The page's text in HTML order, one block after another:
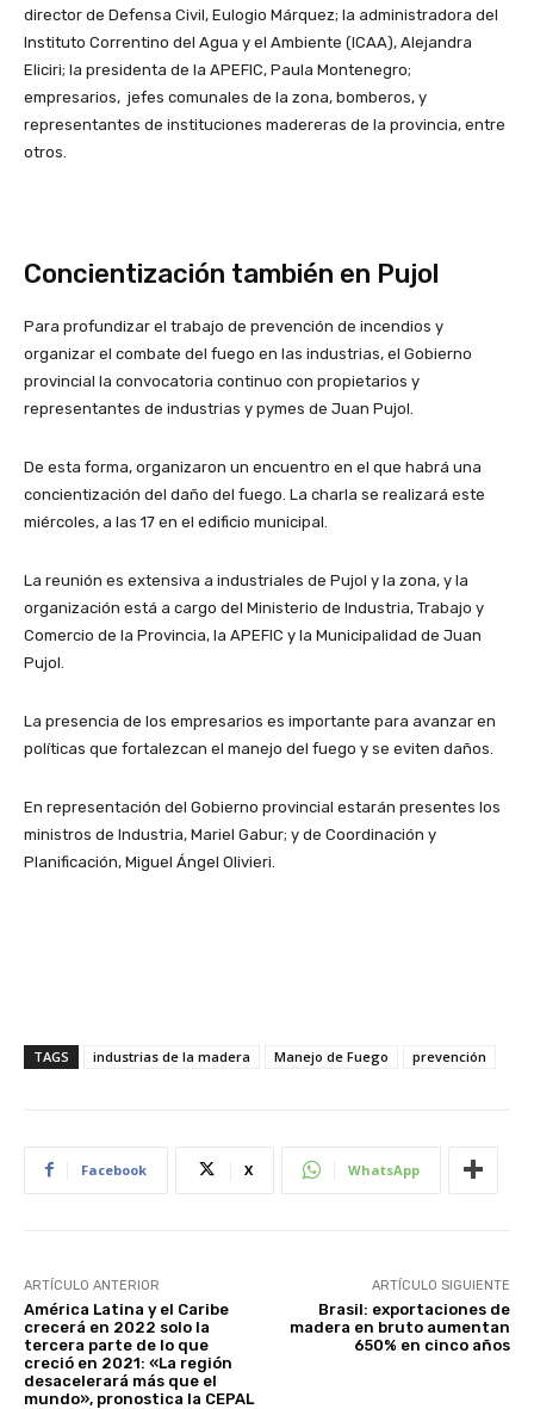
director de Defensa Civil, Eulogio Márquez; la administradora del
Instituto Correntino del Agua y el Ambiente (ICAA), Alejandra
Eliciri; la presidenta de la APEFIC, Paula Montenegro;
empresarios, jefes comunales de la zona, bomberos, y
representantes de instituciones madereras de la provincia, entre
otros.
Concientización también en Pujol
Para profundizar el trabajo de prevención de incendios y
organizar el combate del fuego en las industrias, el Gobierno
provincial la convocatoria continuo con propietarios y
representantes de industrias y pymes de Juan Pujol.
De esta forma, organizaron un encuentro en el que habrá una
concientización del daño del fuego. La charla se realizará este
miércoles, a las 17 en el edificio municipal.
La reunión es extensiva a industriales de Pujol y la zona, y la
organización está a cargo del Ministerio de Industria, Trabajo y
Comercio de la Provincia, la APEFIC y la Municipalidad de Juan
Pujol.
La presencia de los empresarios es importante para avanzar en
políticas que fortalezcan el manejo del fuego y se eviten daños.
En representación del Gobierno provincial estarán presentes los
ministros de Industria, Mariel Gabur; y de Coordinación y
Planificación, Miguel Ángel Olivieri.
TAGS industrias de la madera Manejo de Fuego prevención
Facebook X WhatsApp
ARTÍCULO ANTERIOR
América Latina y el Caribe
crecerá en 2022 solo la
tercera parte de lo que
creció en 2021: «La región
desacelerará más que el
mundo», pronostica la CEPAL
ARTÍCULO SIGUIENTE
Brasil: exportaciones de
madera en bruto aumentan
650% en cinco años